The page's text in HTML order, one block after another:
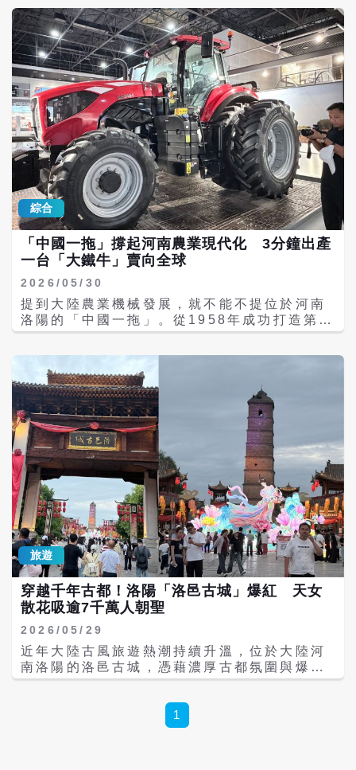
一，也代表「龍文化」早在3700多年前便已成
形。 另一件備受關注的，則是被稱為「華夏第
一爵」的乳釘紋青銅爵。這件青酒器被認為是
中國最早的青銅容器之一，證明當時已掌握成
熟的青銅鑄造技術，也象徵中華文明正式邁入
青銅時代。 此外，包括中國目前已知最早的青
銅鼎，以及鑲嵌數百片綠松石的獸面紋銅牌
飾，也都顯示當時已發展出高度成熟的禮制文
化與工藝技術。 二里頭遺址的重要性，不只是
出土大量珍貴文物，更在於它完整展現了中國
早期王朝的雛形。遺址內發現中國最早的城市
主幹道網絡、最早的大型宮城建築群，以及最
早的國家級鑄銅作坊，城市規劃已具備明確功
能分區與秩序概念。這種「宮城居中、道路分
明」的布局，也成為後世中國古代都城規劃的
重要源頭。 學者認為，二里頭文化最大的歷史
意義，在於它象徵中華文明從過去分散的部落
聯盟，逐步進入具有中央王權的「一體化王朝
國家」。 值得注意的是，二里頭遺址也是中國
「夏商周斷代工程」的重要核心。透過碳十四
測年、考古學、歷史文獻與天文推算等多學科
元前2070年至前1600年間，而二里頭文化正
是確認夏代存在的重要考古依據之一。 長期以
來，西方部分學界曾對夏朝是否真實存在抱持
懷疑態度，但自1959年大陸考古學家徐旭生在
偃師二里頭村附近發現大型古代聚落遺址後，
經過超過一甲子的持續挖掘，大量宮殿、墓
葬、青銅作坊與祭祀遺跡陸續出土，也讓夏朝
研究逐漸從「神話傳說」走向具體歷史。 如
今，二里頭夏都遺址博物館不只是熱門文化景
點，更成為外界認識「最早中國」的重要入
口。從青銅文明、王朝制度到禮樂文化，這座
距今近4000年的古都遺址，也持續向世人訴說
中華文明如何一步步走向早期國家形態的歷史
進程。
瓷」，讓盛開僅20多天的牡丹，以另一種形式
「四季綻放」。 5月29日，「相約中原・豫見
精彩」2026年海峽兩岸記者聯合採訪活動，特
別走進洛陽李學武牡丹瓷，深入了解這項融合
非遺技藝與現代美學的文化創新產業。 採訪團
首先參觀「國瓷軒」國禮展廳，一件件以牡丹
為主題創作的瓷藝作品陳列其中，從花瓣層
次、葉片紋理到整體色澤，都展現極高工藝水
準。紅玉般的花瓣、金色花蕊與翠綠葉片，在
瓷器上立體綻放，讓不少兩岸媒體記者驚呼連
連，紛紛拿起手機拍照紀錄。 洛陽牡丹瓷是以
唐代白瓷工藝為基礎，透過雕刻、鏤空、捏花
等技法，將牡丹花立體化呈現在瓷器之上，被
外界譽為「開在瓷上的牡丹」。而這項工藝背
後的重要推手，正是牡丹瓷創始人、唐白瓷非
遺傳承人李學武。 李學武兄妹兩人出身陶瓷世
學武在賞牡丹時萌生靈感，希望能讓花期短暫
的牡丹「永遠盛開」，因此開始嘗試將洛陽牡
丹與唐白瓷工藝結合。 經過多年反覆試驗與燒
瓷」正式誕生。作品不僅保留唐白瓷溫潤細膩
的質感，更透過立體浮雕技法，呈現牡丹層層
堆疊的花型與神韻，讓「花」與「瓷」相互融
合，形成獨特東方美學。 隨後，兩岸記者也深
入牡丹瓷生產基地，參觀裝飾藝術間、捏花工
坊與雕塑工坊，近距離觀察從瓷土塑形、花瓣
製作到高溫燒製的完整流程。工匠們細膩純熟
的手工技藝，也讓不少媒體人大讚「非常震
撼」。 其中最受歡迎的，則是研學基地的DIY
體驗活動。在工藝師指導下，兩岸媒體記者親
手嘗試製作牡丹瓷作品，從捏塑花瓣到組裝成
型，每一步都考驗耐心與細節掌握，也讓大家
更深刻體會傳統工藝背後的匠人精神。 目前，
洛陽牡丹瓷博物館已列為大陸國家三級博物館
（非國有），而牡丹瓷作品也多次作為「國
禮」亮相重要外交場合，成為洛陽代表性的文
化名片之一。 近年河南積極推動文化創新與非
遺產業發展，洛陽牡丹瓷也被視為傳統工藝轉
型的重要案例。透過文化IP、文創商品與觀光
體驗結合，不僅成功帶動地方文旅經濟，也讓
傳統陶瓷工藝重新走入年輕世代視野。
綜合
「中國一拖」撐起河南農業現代化 3分鐘出產
一台「大鐵牛」賣向全球
2026/05/30
提到大陸農業機械發展，就不能不提位於河南
洛陽的「中國一拖」。從1958年成功打造第一
台拖拉機「東方紅54」開始，「中國一拖」不
統農業大省邁向農業現代化的重要歷程。 「中
國一拖」隸屬於大陸國機集團，總部位於河南
省洛陽市澗西區建設路，占地面積約645萬平
方公尺，被外界稱為「拖拉機城」。園區除了
擁有大型生產基地，也保留大量蘇聯式工業建
築群與歷史廠房，也是首批大陸國家級工業旅
遊示範點。 1955年動工、1959年正式投產的
第一拖拉機製造廠。如今，超過70年過去，
「東方紅」品牌依舊是大陸農機產業的重要代
表。根據「中國一拖」公布資料，2025年共銷
售拖拉機6.37萬台，其中出口量年增41%，產
品已銷往全球多個國家與地區。 「中國一拖」
大型輪式拖拉機總裝線，平均每3分鐘就能出
產一台大型拖拉機，年產能更高達4.5萬台，
被不少網友形容是「大鐵牛生產基地」。該生
產線導入大量智慧化設備，包括機器人噴塗、
測系統，同時搭配AGV自動導引車與空中物流
吊掛系統，大幅提升物料周轉效率與生產速
度。 更特別的是，傳統拖拉機生產線多採固定
線調整；但「中國一拖」透過MES製造執行系
統、ERP企業資源系統與PLM產品生命週期管
旅遊
穿越千年古都！洛陽「洛邑古城」爆紅 天女
散花吸逾7千萬人朝聖
2026/05/29
近年大陸古風旅遊熱潮持續升溫，位於大陸河
南洛陽的洛邑古城，憑藉濃厚古都氛圍與爆紅
「天女散花」演出，迅速成為新一代現象級文
式演藝的古城，不僅被譽為洛陽最具代表性的
城市名片，更成為「行走河南、讀懂中國」的
1